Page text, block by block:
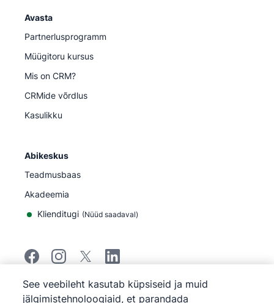
Avasta
Partnerlusprogramm
Müügitoru kursus
Mis on CRM?
CRMide võrdlus
Kasulikku
Abikeskus
Teadmusbaas
Akadeemia
Klienditugi (Nüüd saadaval)
©2026Pipedrive
See veebileht kasutab küpsiseid ja muid
jälgimistehnoloogiaid, et parandada